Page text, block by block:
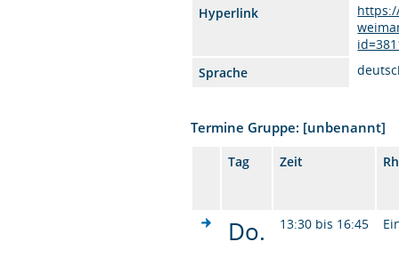
Hyperlink
Sprache
Termine Gruppe: [unbenannt]
Tag Zeit
Do. 13:30 bis 16:45